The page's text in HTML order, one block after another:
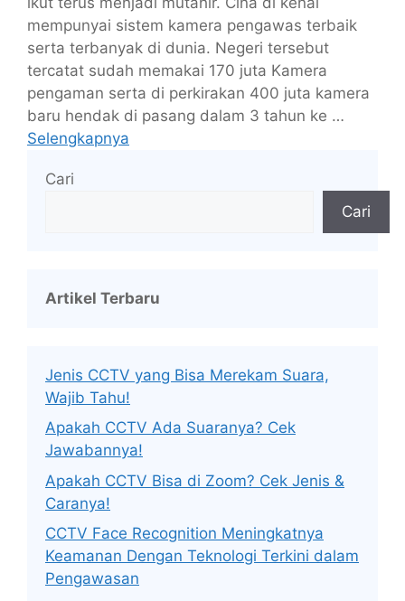
mempunyai sistem kamera pengawas terbaik
serta terbanyak di dunia. Negeri tersebut
tercatat sudah memakai 170 juta Kamera
pengaman serta di perkirakan 400 juta kamera
baru hendak di pasang dalam 3 tahun ke …
Selengkapnya
Cari
Cari
Artikel Terbaru
Jenis CCTV yang Bisa Merekam Suara,
Wajib Tahu!
Apakah CCTV Ada Suaranya? Cek
Jawabannya!
Apakah CCTV Bisa di Zoom? Cek Jenis &
Caranya!
CCTV Face Recognition Meningkatnya
Keamanan Dengan Teknologi Terkini dalam
Pengawasan